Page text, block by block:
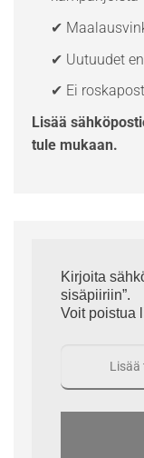
✔
✔ Uutuudet
✔ Ei
Lisää
tule mukaan.
Kirjoita
sisäpiiriin”.
Voit poistua